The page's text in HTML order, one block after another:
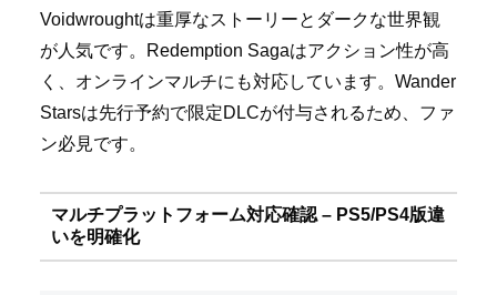
Voidwroughtは重厚なストーリーとダークな世界観
が人気です。Redemption Sagaはアクション性が高
く、オンラインマルチにも対応しています。Wander
Starsは先行予約で限定DLCが付与されるため、ファ
ン必見です。
マルチプラットフォーム対応確認 – PS5/PS4版違
いを明確化